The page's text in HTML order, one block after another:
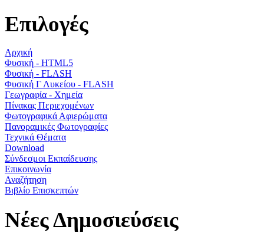
Επιλογές
Αρχική
Φυσική - HTML5
Φυσική - FLASH
Φυσική Γ Λυκείου - FLASH
Γεωγραφία - Χημεία
Πίνακας Περιεχομένων
Φωτογραφικά Αφιερώματα
Πανοραμικές Φωτογραφίες
Τεχνικά Θέματα
Download
Σύνδεσμοι Εκπαίδευσης
Επικοινωνία
Αναζήτηση
Βιβλίο Επισκεπτών
Νέες Δημοσιεύσεις